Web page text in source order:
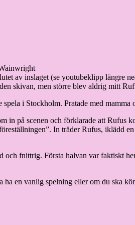
av inslaget (se youtubeklipp
skivan, men större blev aldrig mitt
i Stockholm. Pratade med
på scenen och förklarade att Rufus
In träder Rufus, iklädd
fnittrig. Första halvan var faktiskt
en vanlig spelning eller om du ska